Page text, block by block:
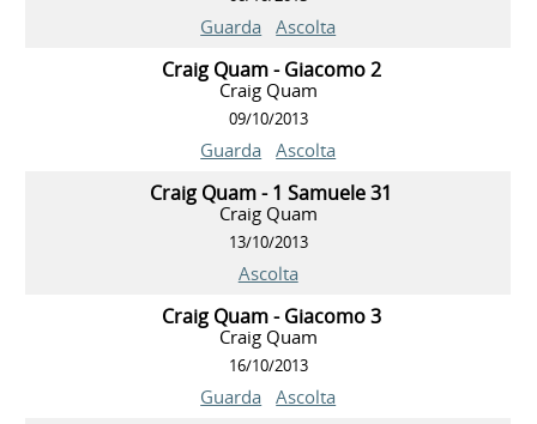
Guarda Ascolta
Craig Quam - Giacomo 2
Craig Quam
09/10/2013
Guarda Ascolta
Craig Quam - 1 Samuele 31
Craig Quam
13/10/2013
Ascolta
Craig Quam - Giacomo 3
Craig Quam
16/10/2013
Guarda Ascolta